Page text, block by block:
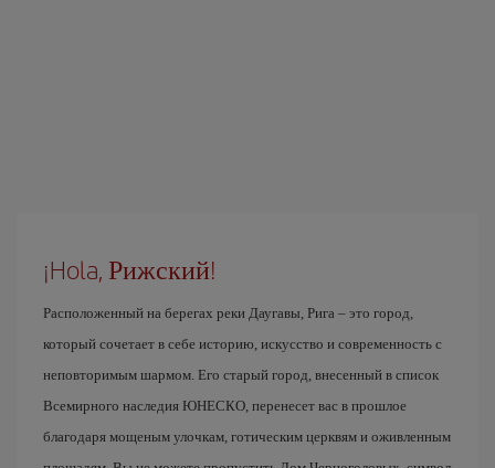
¡Hola, Рижский!
Расположенный на берегах реки Даугавы, Рига – это город,
который сочетает в себе историю, искусство и современность с
неповторимым шармом. Его старый город, внесенный в список
Всемирного наследия ЮНЕСКО, перенесет вас в прошлое
благодаря мощеным улочкам, готическим церквям и оживленным